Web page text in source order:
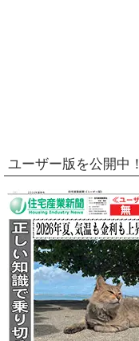
ユーザー版を公開中！